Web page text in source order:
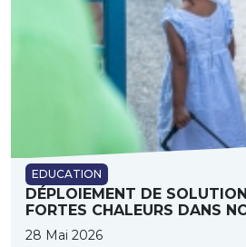
EDUCATION
DÉPLOIEMENT DE
FORTES CHALEURS DANS
28 Mai 2026